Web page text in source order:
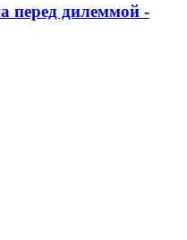
перед дилеммой -